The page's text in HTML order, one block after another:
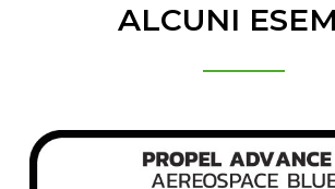
ALCUNI